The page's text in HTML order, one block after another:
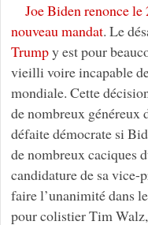
Joe Biden renonce
nouveau mandat. Le
Trumpy est pour
vieilli voire incapable
mondiale. Cette
de nombreux généreux
défaite démocrate si
de nombreux caciques
candidature de sa
faire l’unanimité dans
pour colistier Tim